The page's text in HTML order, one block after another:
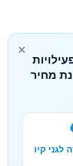
×
מחיר
לגני קיו